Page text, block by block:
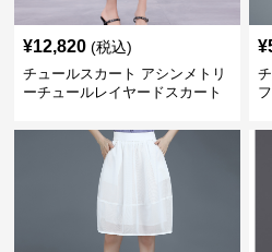
¥12,820 (税込)
チュールスカート アシンメトリ
ーチュールレイヤードスカート
¥